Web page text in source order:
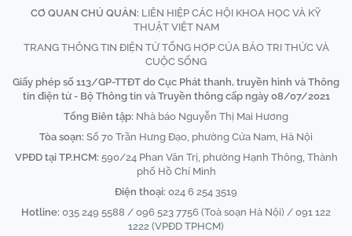
CƠ QUAN CHỦ QUẢN: LIÊN HIỆP CÁC HỘI KHOA HỌC VÀ KỸ
THUẬT VIỆT NAM
TRANG THÔNG TIN ĐIỆN TỬ TỔNG HỢP CỦA BÁO TRI THỨC VÀ
CUỘC SỐNG
Giấy phép số 113/GP-TTĐT do Cục Phát thanh, truyền hình và Thông
tin điện tử - Bộ Thông tin và Truyền thông cấp ngày 08/07/2021
Tổng Biên tập: Nhà báo Nguyễn Thị Mai Hương
Tòa soạn: Số 70 Trần Hưng Đạo, phường Cửa Nam, Hà Nội
VPĐD tại TP.HCM: 590/24 Phan Văn Trị, phường Hạnh Thông, Thành
phố Hồ Chí Minh
Điện thoại: 024 6 254 3519
Hotline: 035 249 5588 / 096 523 7756 (Toà soạn Hà Nội) / 091 122
1222 (VPĐD TPHCM)